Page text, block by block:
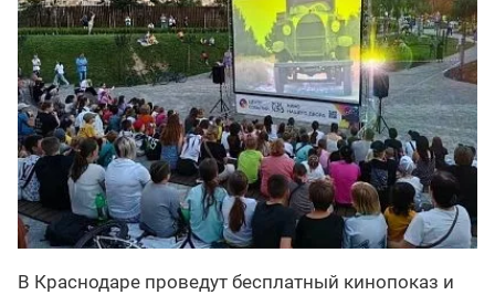
В Краснодаре проведут бесплатный кинопоказ и